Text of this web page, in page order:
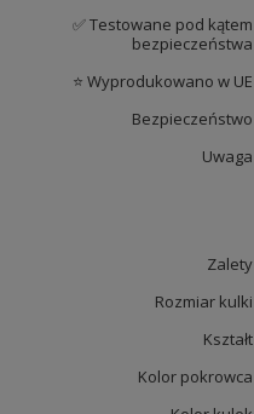
✅ Testowane pod kątem
bezpieczeństwa
⭐ Wyprodukowano w UE
Bezpieczeństwo
Uwaga
Zalety
Rozmiar kulki
Kształt
Kolor pokrowca